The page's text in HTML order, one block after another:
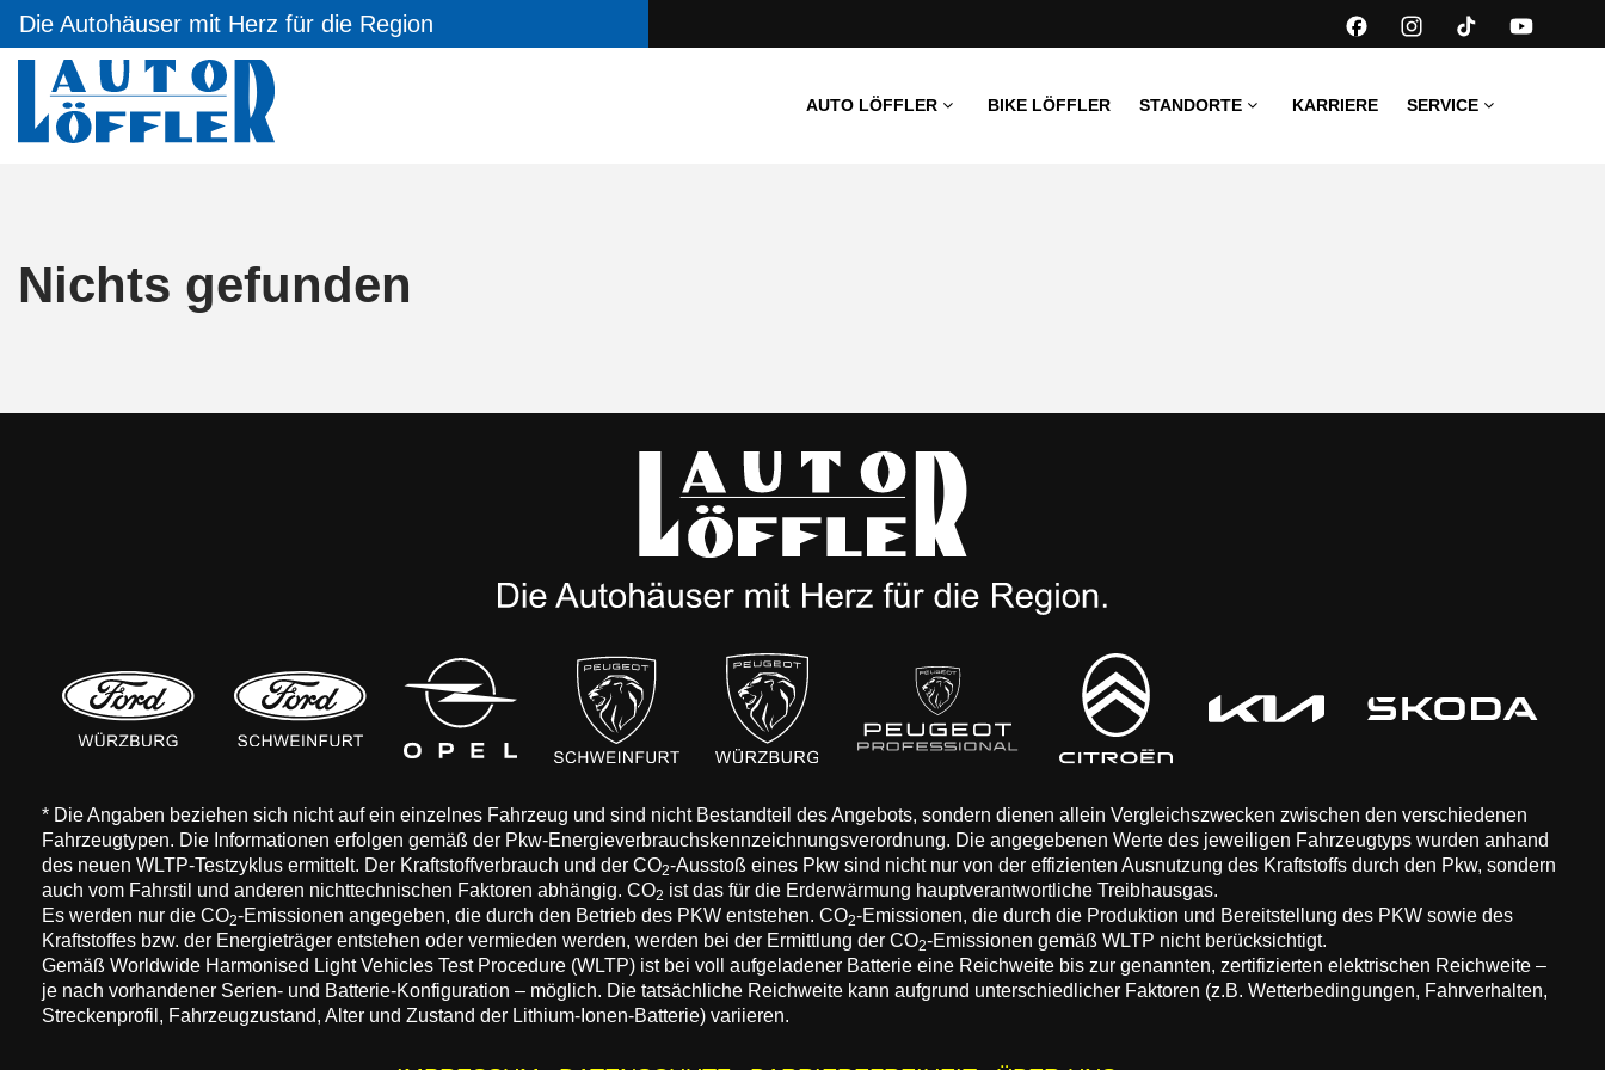
Die Autohäuser mit Herz für die Region
AUTO LÖFFLER BIKE LÖFFLER STANDORTE KARRIERE SERVICE
Nichts gefunden
* Die Angaben beziehen sich nicht auf ein einzelnes Fahrzeug und sind nicht Bestandteil des Angebots, sondern dienen allein Vergleichszwecken zwischen den verschiedenen
Fahrzeugtypen. Die Informationen erfolgen gemäß der Pkw-Energieverbrauchskennzeichnungsverordnung. Die angegebenen Werte des jeweiligen Fahrzeugtyps wurden anhand
des neuen WLTP-Testzyklus ermittelt. Der Kraftstoffverbrauch und der CO2-Ausstoß eines Pkw sind nicht nur von der effizienten Ausnutzung des Kraftstoffs durch den Pkw, sondern
auch vom Fahrstil und anderen nichttechnischen Faktoren abhängig. CO2 ist das für die Erderwärmung hauptverantwortliche Treibhausgas.
Es werden nur die CO2-Emissionen angegeben, die durch den Betrieb des PKW entstehen. CO2-Emissionen, die durch die Produktion und Bereitstellung des PKW sowie des
Kraftstoffes bzw. der Energieträger entstehen oder vermieden werden, werden bei der Ermittlung der CO2-Emissionen gemäß WLTP nicht berücksichtigt.
Gemäß Worldwide Harmonised Light Vehicles Test Procedure (WLTP) ist bei voll aufgeladener Batterie eine Reichweite bis zur genannten, zertifizierten elektrischen Reichweite –
je nach vorhandener Serien- und Batterie-Konfiguration – möglich. Die tatsächliche Reichweite kann aufgrund unterschiedlicher Faktoren (z.B. Wetterbedingungen, Fahrverhalten,
Streckenprofil, Fahrzeugzustand, Alter und Zustand der Lithium-Ionen-Batterie) variieren.